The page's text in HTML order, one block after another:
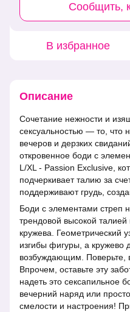
Сообщить,
В избранное
Описание
Сочетание нежности и
сексуальностью — то, что
вечеров и дерзких
откровенное боди с
L/XL - Passion Exclusive,
подчеркивает талию за
поддерживают грудь,
Боди с элементами стреп
трендовой высокой
кружева. Геометрический
изгибы фигуры, а кружево
возбуждающим. Поверьте,
Впрочем, оставьте эту
надеть это сексапильное
вечерний наряд или
смелости и настроения!